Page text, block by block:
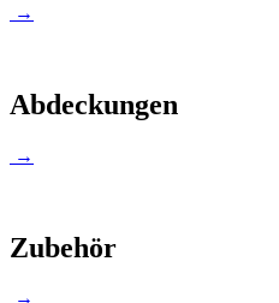
→
Abdeckungen
→
Zubehör
→